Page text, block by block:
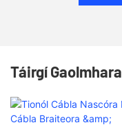
Táirgí Gaolmhara